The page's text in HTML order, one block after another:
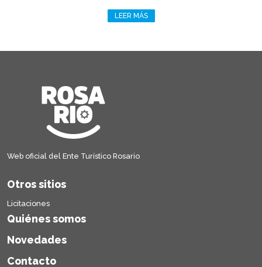
LEER MÁS
Web oficial del Ente Turístico Rosario
Otros sitios
Licitaciones
Quiénes somos
Novedades
Contacto